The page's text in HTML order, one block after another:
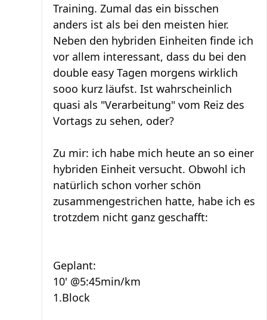
Training. Zumal das ein bisschen
anders ist als bei den meisten hier.
Neben den hybriden Einheiten finde ich
vor allem interessant, dass du bei den
double easy Tagen morgens wirklich
sooo kurz läufst. Ist wahrscheinlich
quasi als "Verarbeitung" vom Reiz des
Vortags zu sehen, oder?
Zu mir: ich habe mich heute an so einer
hybriden Einheit versucht. Obwohl ich
natürlich schon vorher schön
zusammengestrichen hatte, habe ich es
trotzdem nicht ganz geschafft:
Geplant:
10' @5:45min/km
1.Block